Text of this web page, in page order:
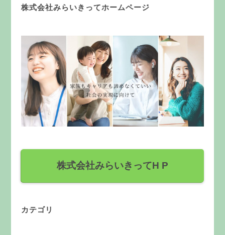
株式会社みらいきってホームページ
株式会社みらいきってH P
カテゴリ